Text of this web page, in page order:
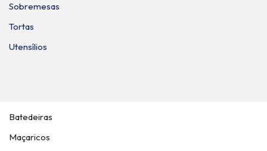
Sobremesas
Tortas
Utensílios
Batedeiras
Maçaricos